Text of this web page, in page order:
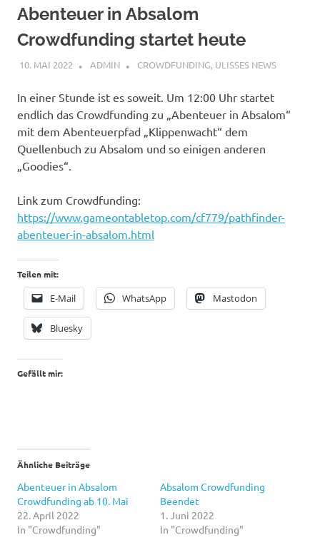
Abenteuer in Absalom
Crowdfunding startet heute
10. MAI 2022 ADMIN CROWDFUNDING, ULISSES NEWS
In einer Stunde ist es soweit. Um 12:00 Uhr startet
endlich das Crowdfunding zu „Abenteuer in Absalom“
mit dem Abenteuerpfad „Klippenwacht“ dem
Quellenbuch zu Absalom und so einigen anderen
„Goodies“.
Link zum Crowdfunding:
https://www.gameontabletop.com/cf779/pathfinder-
abenteuer-in-absalom.html
Teilen mit:
E-Mail WhatsApp Mastodon
Bluesky
Gefällt mir:
Ähnliche Beiträge
Abenteuer in Absalom
Crowdfunding ab 10. Mai
22. April 2022
In "Crowdfunding"
Absalom Crowdfunding
Beendet
1. Juni 2022
In "Crowdfunding"